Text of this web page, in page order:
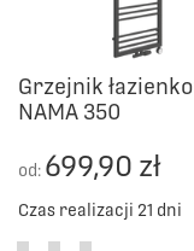
Grzejnik
NAMA 350
od: 699,90 zł
Czas realizacji 21 dni